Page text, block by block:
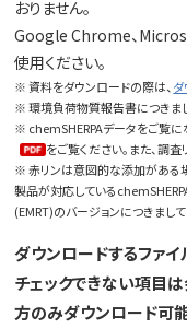
おりません。
Google Chrome、
使用ください。
※ 資料をダウンロードの際は、
※ 環境負荷物質報告書につきま
※ chemSHERPAデータをご覧に
をご覧ください。また、調査
※ 赤リンは意図的な添加がある
製品が対応している
(EMRT)のバージョンにつきまして
ダウンロードするファイ
チェックできない項目
方のみダウンロード可